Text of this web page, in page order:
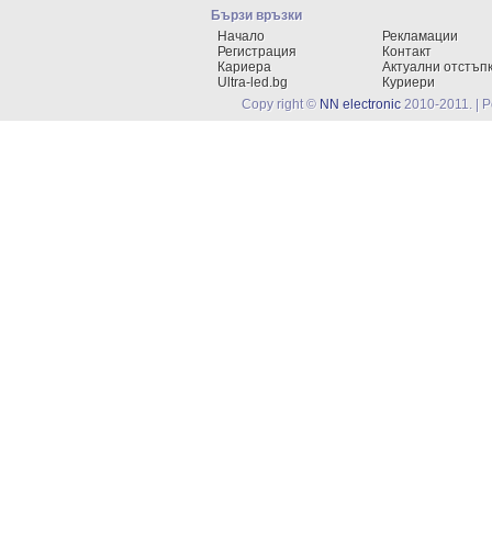
Бързи връзки
Начало
Рекламации
Регистрация
Контакт
Кариера
Актуални
Ultra-led.bg
Куриери
Copy right © NN electronic 2010-2011. |